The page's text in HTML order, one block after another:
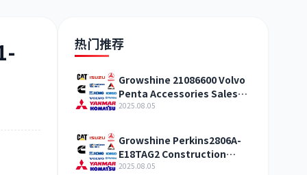
卡尔玛 杰西博
热门推荐
Growshine 21086600 Volvo
Penta Accessories Sales
Center
2025.08.05
Growshine Perkins2806A-
E18TAG2 Construction
Machinery Internal
2025.08.05